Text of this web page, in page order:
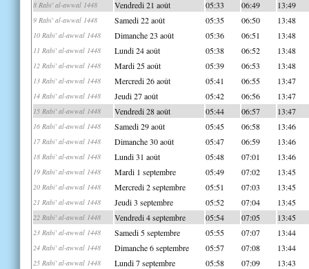
8 Rabi' al-awwal 1448 Vendredi 21 août 05:33 06:49 13:49
9 Rabi' al-awwal 1448 Samedi 22 août 05:35 06:50 13:48
10 Rabi' al-awwal 1448 Dimanche 23 août 05:36 06:51 13:48
11 Rabi' al-awwal 1448 Lundi 24 août 05:38 06:52 13:48
12 Rabi' al-awwal 1448 Mardi 25 août 05:39 06:53 13:48
13 Rabi' al-awwal 1448 Mercredi 26 août 05:41 06:55 13:47
14 Rabi' al-awwal 1448 Jeudi 27 août 05:42 06:56 13:47
15 Rabi' al-awwal 1448 Vendredi 28 août 05:44 06:57 13:47
16 Rabi' al-awwal 1448 Samedi 29 août 05:45 06:58 13:46
17 Rabi' al-awwal 1448 Dimanche 30 août 05:47 06:59 13:46
18 Rabi' al-awwal 1448 Lundi 31 août 05:48 07:01 13:46
19 Rabi' al-awwal 1448 Mardi 1 septembre 05:49 07:02 13:45
20 Rabi' al-awwal 1448 Mercredi 2 septembre 05:51 07:03 13:45
21 Rabi' al-awwal 1448 Jeudi 3 septembre 05:52 07:04 13:45
22 Rabi' al-awwal 1448 Vendredi 4 septembre 05:54 07:05 13:45
23 Rabi' al-awwal 1448 Samedi 5 septembre 05:55 07:07 13:44
24 Rabi' al-awwal 1448 Dimanche 6 septembre 05:57 07:08 13:44
25 Rabi' al-awwal 1448 Lundi 7 septembre 05:58 07:09 13:43